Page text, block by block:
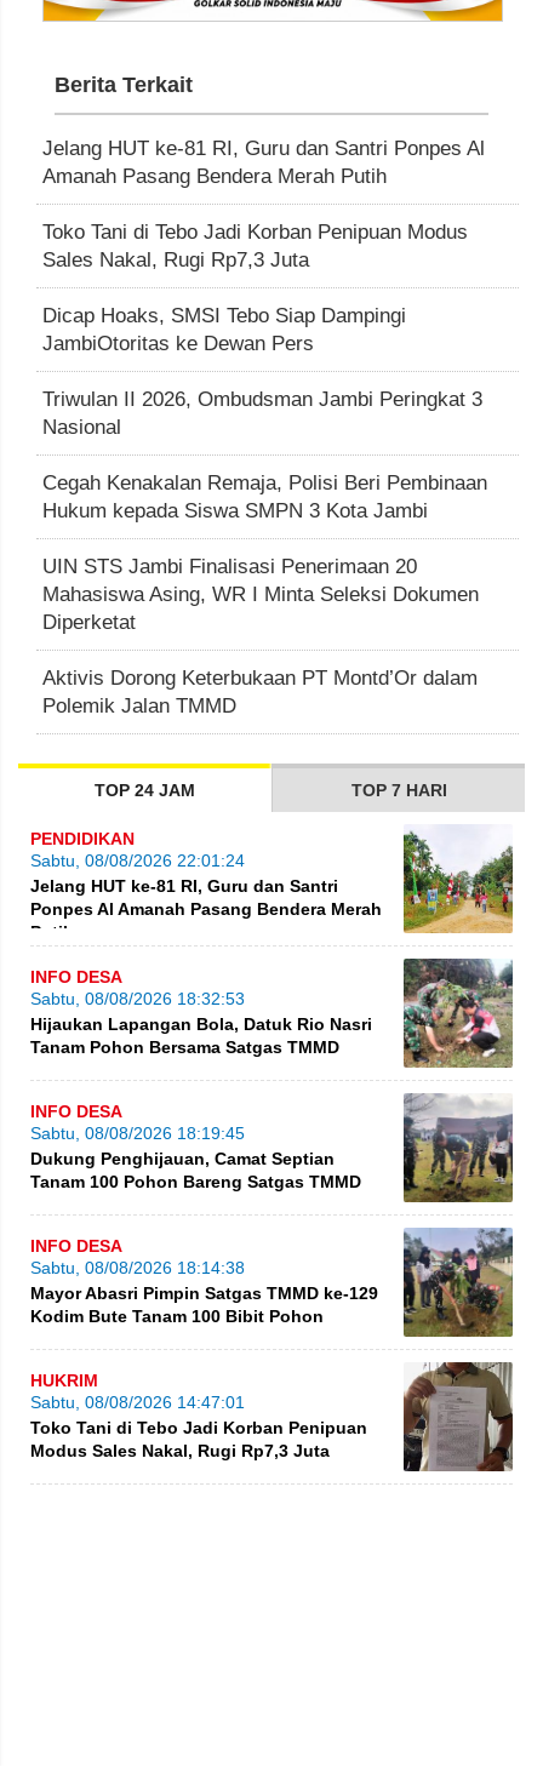
Berita Terkait
Jelang HUT ke-81 RI, Guru dan Santri Ponpes Al
Amanah Pasang Bendera Merah Putih
Toko Tani di Tebo Jadi Korban Penipuan Modus
Sales Nakal, Rugi Rp7,3 Juta
Dicap Hoaks, SMSI Tebo Siap Dampingi
JambiOtoritas ke Dewan Pers
Triwulan II 2026, Ombudsman Jambi Peringkat 3
Nasional
Cegah Kenakalan Remaja, Polisi Beri Pembinaan
Hukum kepada Siswa SMPN 3 Kota Jambi
UIN STS Jambi Finalisasi Penerimaan 20
Mahasiswa Asing, WR I Minta Seleksi Dokumen
Diperketat
Aktivis Dorong Keterbukaan PT Montd’Or dalam
Polemik Jalan TMMD
TOP 24 JAM TOP 7 HARI
PENDIDIKAN
Sabtu, 08/08/2026 22:01:24
Jelang HUT ke-81 RI, Guru dan Santri
Ponpes Al Amanah Pasang Bendera Merah
Putih
INFO DESA
Sabtu, 08/08/2026 18:32:53
Hijaukan Lapangan Bola, Datuk Rio Nasri
Tanam Pohon Bersama Satgas TMMD
INFO DESA
Sabtu, 08/08/2026 18:19:45
Dukung Penghijauan, Camat Septian
Tanam 100 Pohon Bareng Satgas TMMD
INFO DESA
Sabtu, 08/08/2026 18:14:38
Mayor Abasri Pimpin Satgas TMMD ke-129
Kodim Bute Tanam 100 Bibit Pohon
HUKRIM
Sabtu, 08/08/2026 14:47:01
Toko Tani di Tebo Jadi Korban Penipuan
Modus Sales Nakal, Rugi Rp7,3 Juta